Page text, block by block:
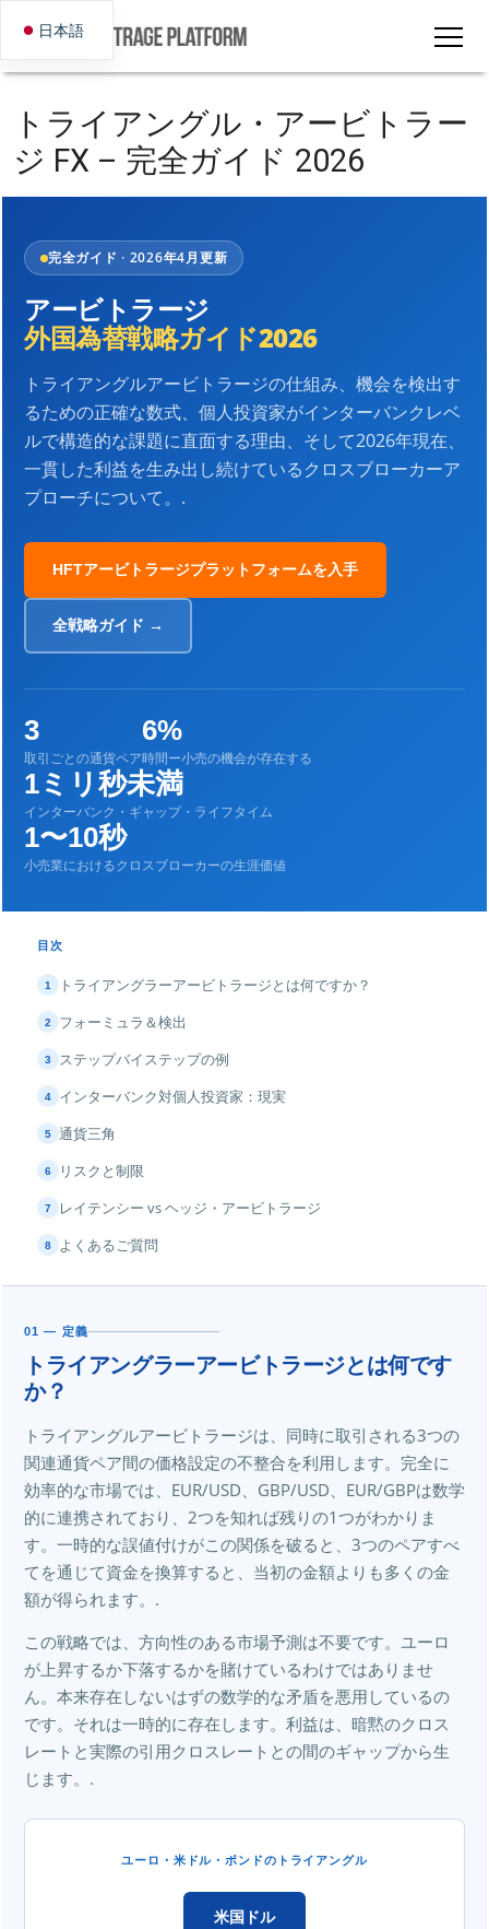
トライアングル・アービトラー
ジ FX – 完全ガイド 2026
完全ガイド · 2026年4月更新
アービトラージ
外国為替戦略ガイド2026
トライアングルアービトラージの仕組み、機会を検出す
るための正確な数式、個人投資家がインターバンクレベ
ルで構造的な課題に直面する理由、そして2026年現在、
一貫した利益を生み出し続けているクロスブローカーア
プローチについて。.
HFTアービトラージプラットフォームを入手
全戦略ガイド →
3
取引ごとの通貨ペア
6%
時間ー小売の機会が存在する
1ミリ秒未満
インターバンク・ギャップ・ライフタイム
1〜10秒
小売業におけるクロスブローカーの生涯価値
目次
1 トライアングラーアービトラージとは何ですか？
2 フォーミュラ＆検出
3 ステップバイステップの例
4 インターバンク対個人投資家：現実
5 通貨三角
6 リスクと制限
7 レイテンシー vs ヘッジ・アービトラージ
8 よくあるご質問
01 — 定義
トライアングラーアービトラージとは何です
か？
トライアングルアービトラージは、同時に取引される3つの
関連通貨ペア間の価格設定の不整合を利用します。完全に
効率的な市場では、EUR/USD、GBP/USD、EUR/GBPは数学
的に連携されており、2つを知れば残りの1つがわかりま
す。一時的な誤値付けがこの関係を破ると、3つのペアすべ
てを通じて資金を換算すると、当初の金額よりも多くの金
額が得られます。.
この戦略では、方向性のある市場予測は不要です。ユーロ
が上昇するか下落するかを賭けているわけではありませ
ん。本来存在しないはずの数学的な矛盾を悪用しているの
です。それは一時的に存在します。利益は、暗黙のクロス
レートと実際の引用クロスレートとの間のギャップから生
じます。.
ユーロ・米ドル・ポンドのトライアングル
米国ドル
日本語